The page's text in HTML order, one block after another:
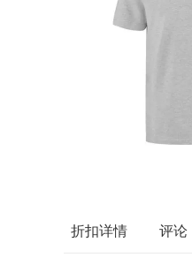
折扣详情 评论